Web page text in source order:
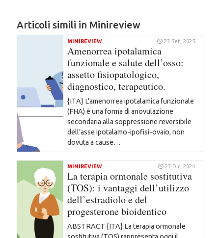
Articoli simili in Minireview
MINIREVIEW 23 Set, 2025
Amenorrea ipotalamica
funzionale e salute dell’osso:
assetto fisiopatologico,
diagnostico, terapeutico.
{ITA} L’amenorrea ipotalamica funzionale
(FHA) è una forma di anovulazione
secondaria alla soppressione reversibile
dell’asse ipotalamo-ipofisi-ovaio, non
dovuta a cause…
MINIREVIEW 27 Dic, 2024
La terapia ormonale sostitutiva
(TOS): i vantaggi dell’utilizzo
dell’estradiolo e del
progesterone bioidentico
ABSTRACT {ITA} La terapia ormonale
sostitutiva (TOS) rappresenta oggi il